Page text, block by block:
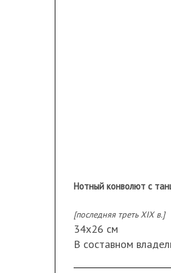
Нотный конволют с
[последняя треть XIX в.]
34х26 см
В составном